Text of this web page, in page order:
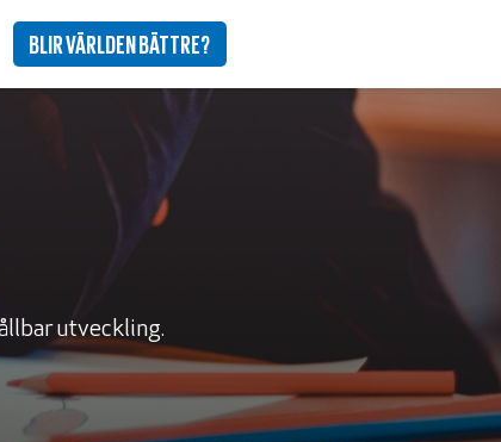
BLIR VÄRLDEN BÄTTRE?
utveckling.